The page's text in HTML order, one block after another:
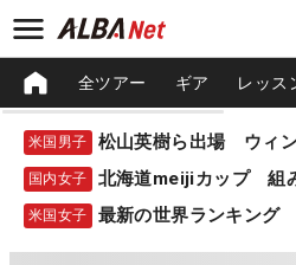
全ツアー ギア レッス
米国男子 松山英樹ら出場 ウィ
国内女子 北海道meijiカップ 組
米国女子 最新の世界ランキング